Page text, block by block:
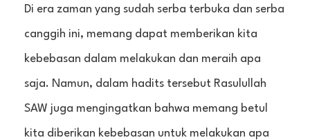
Di era zaman yang sudah serba terbuka dan serba
canggih ini, memang dapat memberikan kita
kebebasan dalam melakukan dan meraih apa
saja. Namun, dalam hadits tersebut Rasulullah
SAW juga mengingatkan bahwa memang betul
kita diberikan kebebasan untuk melakukan apa